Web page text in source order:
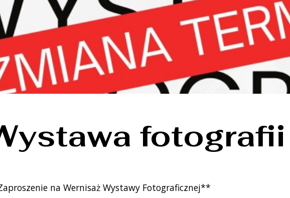
fotografii
na Wernisaż Wystawy Fotograficznej**